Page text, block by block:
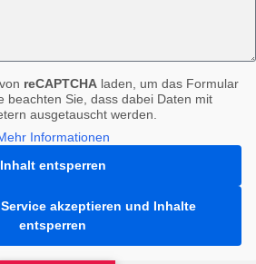
reCAPTCHAladen, um das Formular
beachten Sie, dass dabei Daten mit
ausgetauscht werden.
Informationen
Inhalt entsperren
akzeptieren und Inhalte
entsperren